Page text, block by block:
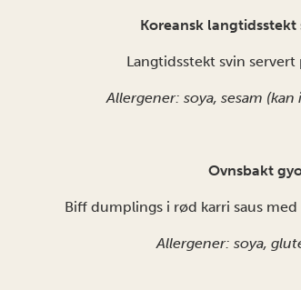
Koreansk langtidsstekt
Langtidsstekt svin servert
Allergener: soya, sesam
Ovnsbakt
Biff dumplings i rød karri saus
Allergener: soya,